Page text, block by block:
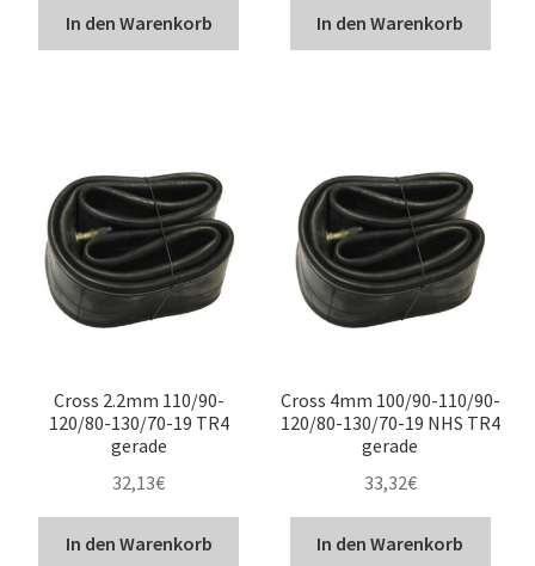
In den Warenkorb In den Warenkorb
Cross 2.2mm 110/90-
120/80-130/70-19 TR4
gerade
32,13€
In den Warenkorb
Cross 4mm 100/90-110/90-
120/80-130/70-19 NHS TR4
gerade
33,32€
In den Warenkorb